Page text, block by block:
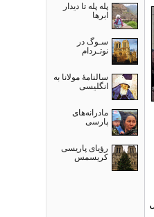
پله پله تا دیدار
ابرها
سـوگ در
نوتـردام
سالنامۀ مولانا به
انگلیسی
مادرانه‌های
پارسی
رؤیای پاریسی
کریسمس